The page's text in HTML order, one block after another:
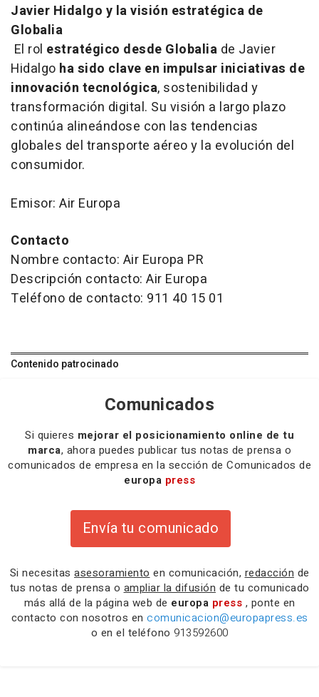
Javier Hidalgo y la visión estratégica de
Globalia
El rol estratégico desde Globalia de Javier
Hidalgo ha sido clave en impulsar iniciativas de
innovación tecnológica, sostenibilidad y
transformación digital. Su visión a largo plazo
continúa alineándose con las tendencias
globales del transporte aéreo y la evolución del
consumidor.
Emisor: Air Europa
Contacto
Nombre contacto: Air Europa PR
Descripción contacto: Air Europa
Teléfono de contacto: 911 40 15 01
Contenido patrocinado
Comunicados
Si quieres mejorar el posicionamiento online de tu
marca, ahora puedes publicar tus notas de prensa o
comunicados de empresa en la sección de Comunicados de
europa press
Envía tu comunicado
Si necesitas asesoramiento en comunicación, redacción de
tus notas de prensa o ampliar la difusión de tu comunicado
más allá de la página web de europa press , ponte en
contacto con nosotros en comunicacion@europapress.es
o en el teléfono 913592600